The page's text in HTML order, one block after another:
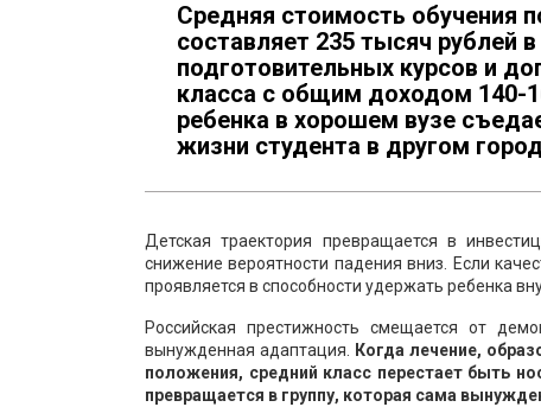
Средняя стоимость обучения
составляет 235 тысяч рублей
подготовительных курсов и
класса с общим доходом 140-
ребенка в хорошем вузе
жизни студента в другом
Детская траектория превращается в
снижение вероятности падения вниз. Если
проявляется в способности удержать ребенка
Российская престижность смещается от
вынужденная адаптация.
Когда лечение,
положения, средний класс перестает быть
превращается в группу, которая сама